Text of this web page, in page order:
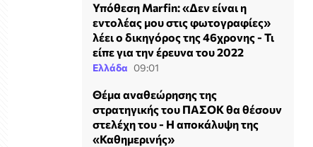
Υπόθεση Marfin: «Δεν είναι η
εντολέας μου στις φωτογραφίες»
λέει ο δικηγόρος της 46χρονης - Τι
είπε για την έρευνα του 2022
Ελλάδα 09:01
Θέμα αναθεώρησης της
στρατηγικής του ΠΑΣΟΚ θα θέσουν
στελέχη του - Η αποκάλυψη της
«Καθημερινής»